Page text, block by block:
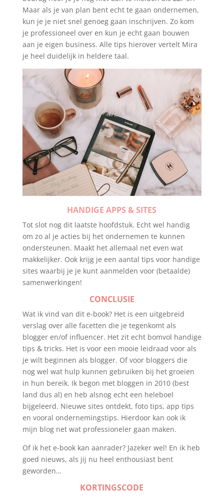
Maar als je van plan bent echt te gaan ondernemen,
kun je je niet snel genoeg gaan inschrijven. Zo kom
je professioneel over en kun je echt gaan bouwen
aan je eigen business. Alle tips hierover vertelt Mira
je heel duidelijk in heldere taal.
HANDIGE APPS & SITES
Tot slot nog dit laatste hoofdstuk. Echt wel handig
om zo al je acties bij het ondernemen te kunnen
ondersteunen. Maakt het allemaal net even wat
makkelijker. Ook krijg je een aantal tips voor handige
sites waarbij je je kunt aanmelden voor (betaalde)
samenwerkingen!
CONCLUSIE
Wat ik vind van dit e-book? Het is een uitgebreid
verslag over alle facetten die je tegenkomt als
blogger en/of influencer. Het zit echt bomvol handige
tips & tricks. Het is voor een mooie leidraad voor als
je wilt beginnen als blogger. Of voor bloggers die
nog wel wat hulp kunnen gebruiken bij het groeien
in hun bereik. Ik begon met bloggen in 2010 (best
land dus al) en heb alsnog echt een heleboel
bijgeleerd. Nieuwe sites ontdekt, foto tips, app tips
en vooral ondernemingstips. Hierdoor kan ook ik
mijn blog net wat professioneler gaan maken.
Of ik het e-book kan aanrader? Jazeker wel! En ik heb
goed nieuws, als jij nu heel enthousiast bent
geworden…
KORTINGSCODE